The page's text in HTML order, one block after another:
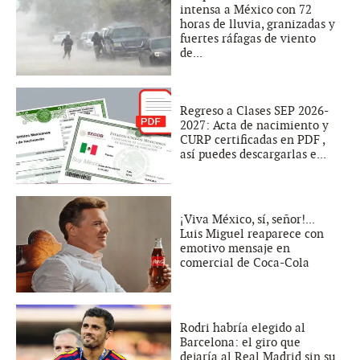
intensa a México con 72
horas de lluvia, granizadas y
fuertes ráfagas de viento
de...
Regreso a Clases SEP 2026-
2027: Acta de nacimiento y
CURP certificadas en PDF ,
así puedes descargarlas e...
¡Viva México, sí, señor!...
Luis Miguel reaparece con
emotivo mensaje en
comercial de Coca-Cola
Rodri habría elegido al
Barcelona: el giro que
dejaría al Real Madrid sin su